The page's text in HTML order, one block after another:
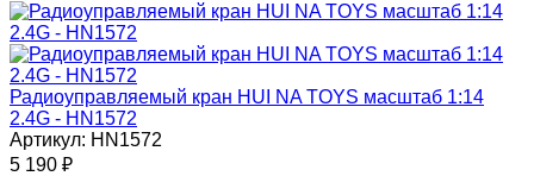
Радиоуправляемый кран HUI NA TOYS масштаб 1:14
2.4G - HN1572
Артикул: HN1572
5 190 ₽